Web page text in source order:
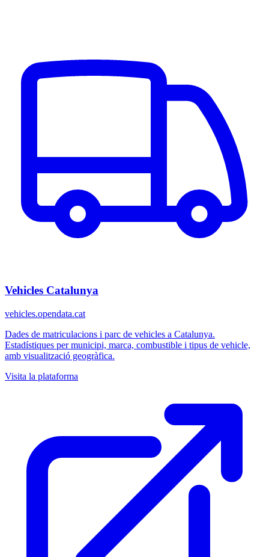
Vehicles Catalunya
vehicles.opendata.cat
Dades de matriculacions i parc de vehicles a Catalunya.
Estadístiques per municipi, marca, combustible i tipus de vehicle,
amb visualització geogràfica.
Visita la plataforma